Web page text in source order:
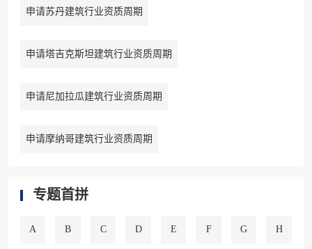
申请苏丹建筑行业资质周期
申请塔吉克斯坦建筑行业资质周期
申请尼加拉瓜建筑行业资质周期
申请摩纳哥建筑行业资质周期
专题首拼
A B C D E F G H